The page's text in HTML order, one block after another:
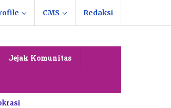
CMS Redaksi
Jejak Komunitas